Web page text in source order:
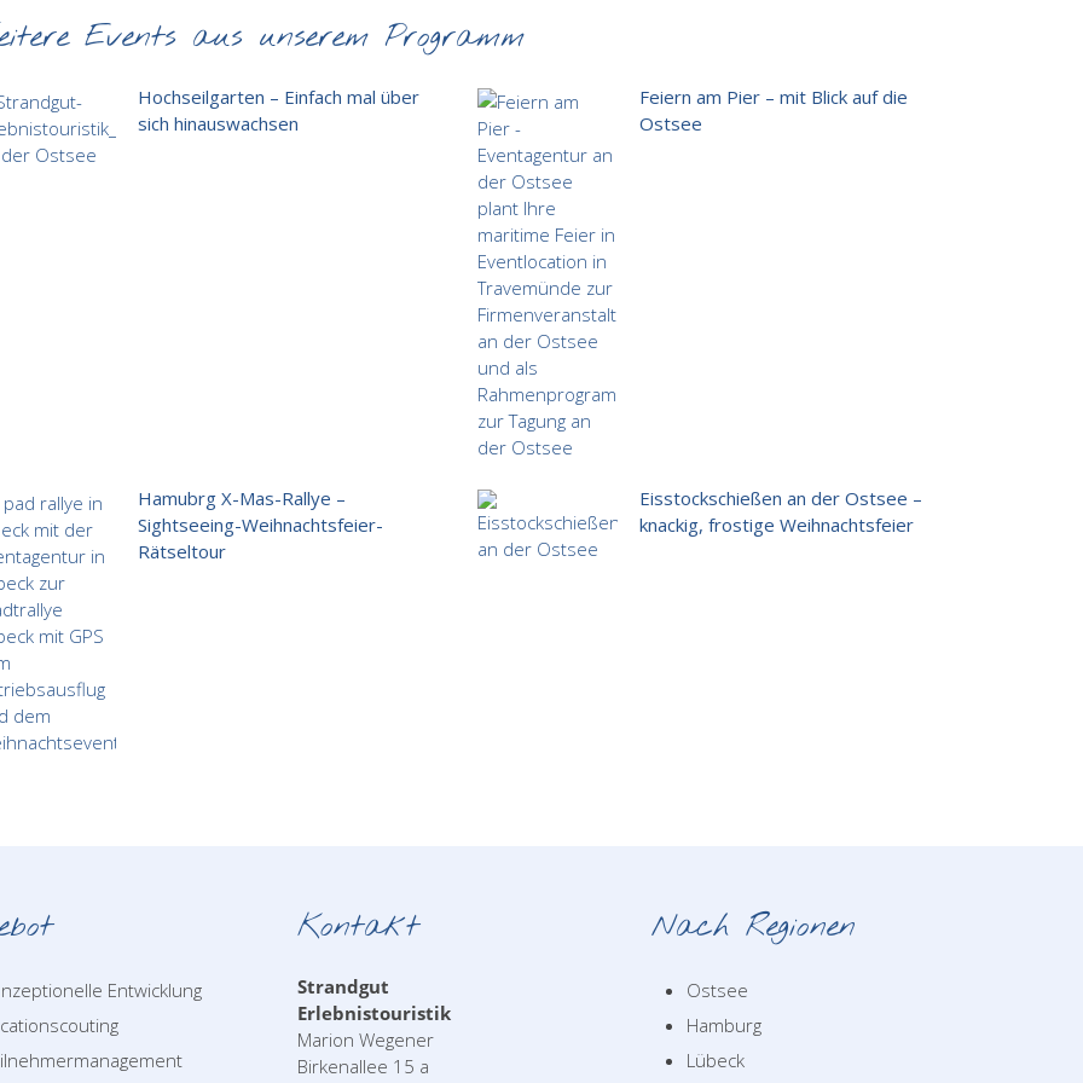
Events aus unserem Programm
Hochseilgarten – Einfach mal über
sich hinauswachsen
Feiern am Pier – mit Blick auf die
Ostsee
Hamubrg X-Mas-Rallye –
Sightseeing-Weihnachtsfeier-
Rätseltour
Eisstockschießen an der Ostsee –
knackig, frostige Weihnachtsfeier
Entwicklung
Kontakt
Strandgut
Erlebnistouristik
Marion Wegener
Birkenallee 15 a
Nach Regionen
Ostsee
Hamburg
Lübeck